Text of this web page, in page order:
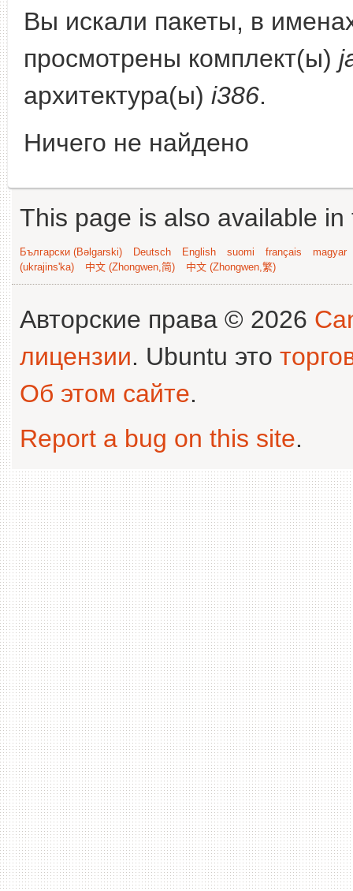
Вы искали пакеты, в
просмотрены комплект(ы)
архитектура(ы) i386.
Ничего не найдено
This page is also available
Български (Bəlgarski) Deutsch English suomi français
magyar
(ukrajins'ka)
中文 (Zhongwen,简) 中文 (Zhongwen,繁)
Авторские права © 2026
лицензии. Ubuntu это
Об этом сайте.
Report a bug on this site.